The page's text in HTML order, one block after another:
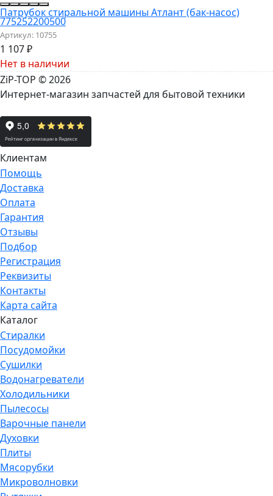
Патрубок стиральной машины Атлант (бак-насос)
775252200500
Артикул: 10755
1 107₽
Нет в наличии
ZiP-TOP © 2026
Интернет-магазин запчастей для бытовой техники
Клиентам
Помощь
Доставка
Оплата
Гарантия
Отзывы
Подбор
Регистрация
Реквизиты
Контакты
Карта сайта
Каталог
Стиралки
Посудомойки
Сушилки
Водонагреватели
Холодильники
Пылесосы
Варочные панели
Духовки
Плиты
Мясорубки
Микроволновки